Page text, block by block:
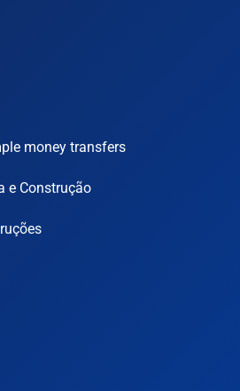
money transfers
e Construção